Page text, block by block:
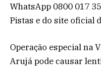
WhatsApp 0800 017
Pistas e do site oficial
Operação especial na
Arujá pode causar